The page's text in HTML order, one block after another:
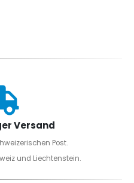
Versand
Post.
und Liechtenstein.